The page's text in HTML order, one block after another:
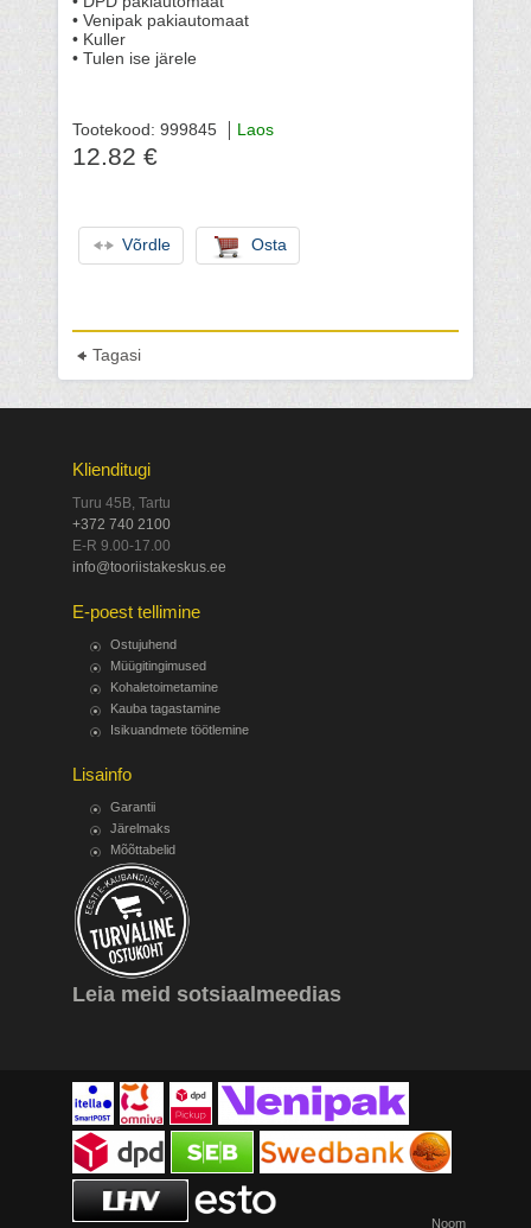
• Venipak pakiautomaat
• Kuller
• Tulen ise järele
Tootekood: 999845 Laos
12.82 €
Võrdle Osta
Tagasi
Klienditugi
Turu 45B, Tartu
+372 740 2100
E-R 9.00-17.00
info@tooriistakeskus.ee
E-poest tellimine
Ostujuhend
Müügitingimused
Kohaletoimetamine
Kauba tagastamine
Isikuandmete töötlemine
Lisainfo
Garantii
Järelmaks
Mõõttabelid
Leia meid sotsiaalmeedias
Noom